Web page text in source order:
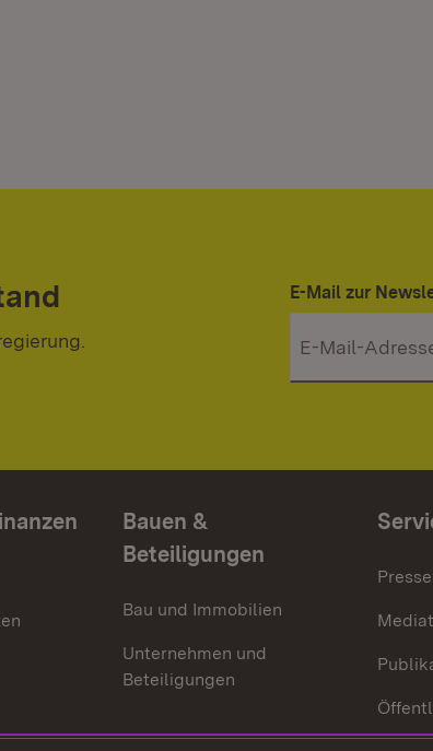
E-Mail zur
Bauen &
Beteiligungen
Bau und Immobilien
Unternehmen und
Beteiligungen
Presse